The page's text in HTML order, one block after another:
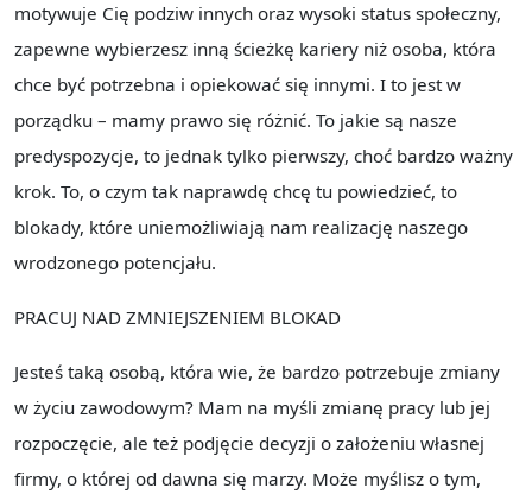
motywuje Cię podziw innych oraz wysoki status społeczny,
zapewne wybierzesz inną ścieżkę kariery niż osoba, która
chce być potrzebna i opiekować się innymi. I to jest w
porządku – mamy prawo się różnić. To jakie są nasze
predyspozycje, to jednak tylko pierwszy, choć bardzo ważny
krok. To, o czym tak naprawdę chcę tu powiedzieć, to
blokady, które uniemożliwiają nam realizację naszego
wrodzonego potencjału.
PRACUJ NAD ZMNIEJSZENIEM BLOKAD
Jesteś taką osobą, która wie, że bardzo potrzebuje zmiany
w życiu zawodowym? Mam na myśli zmianę pracy lub jej
rozpoczęcie, ale też podjęcie decyzji o założeniu własnej
firmy, o której od dawna się marzy. Może myślisz o tym,